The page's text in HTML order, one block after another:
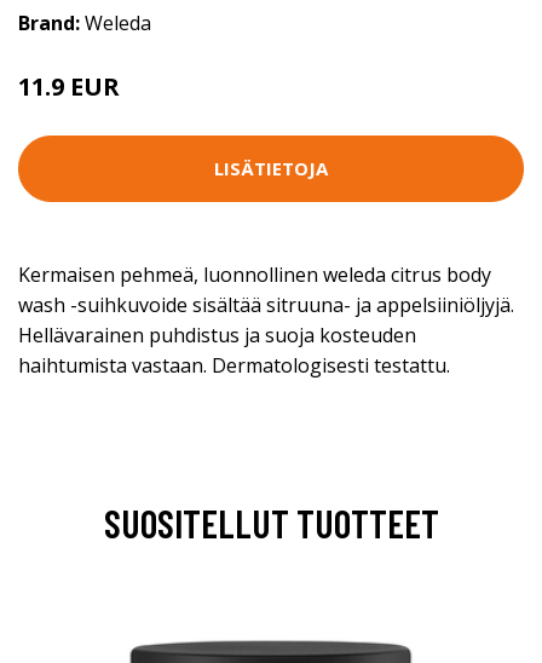
Brand:Weleda
11.9 EUR
LISÄTIETOJA
Kermaisen pehmeä, luonnollinen weleda citrus body
wash -suihkuvoide sisältää sitruuna- ja appelsiiniöljyjä.
Hellävarainen puhdistus ja suoja kosteuden
haihtumista vastaan. Dermatologisesti testattu.
SUOSITELLUT TUOTTEET